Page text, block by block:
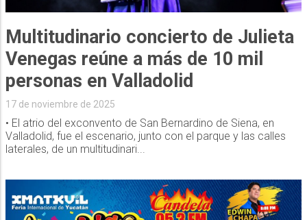
Multitudinario concierto de Julieta
Venegas reúne a más de 10 mil
personas en Valladolid
17 de noviembre de 2025
• El atrio del exconvento de San Bernardino de Siena, en
Valladolid, fue el escenario, junto con el parque y las calles
laterales, de un multitudinari...